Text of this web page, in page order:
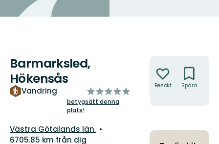
Barmarksled,
Hökensås
Vandring
av
5
betygsätt denna
plats!
Län:
Västra Götalands län
6705.85 km från dig
Besökt Spara